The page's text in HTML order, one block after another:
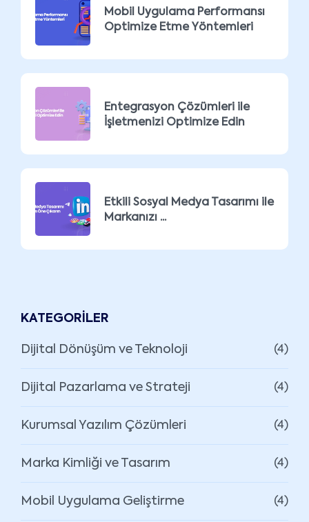
Mobil Uygulama Performansı
Optimize Etme Yöntemleri
Entegrasyon Çözümleri ile
İşletmenizi Optimize Edin
Etkili Sosyal Medya Tasarımı ile
Markanızı ...
KATEGORILER
Dijital Dönüşüm ve Teknoloji (4)
Dijital Pazarlama ve Strateji (4)
Kurumsal Yazılım Çözümleri (4)
Marka Kimliği ve Tasarım (4)
Mobil Uygulama Geliştirme (4)